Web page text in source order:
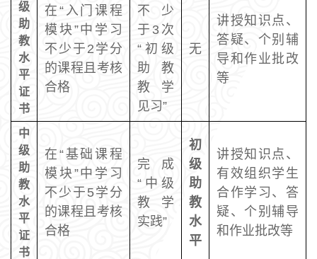
级
助
教
水
平
证
书
在“入门课程
模块”中学习
不少于2学分
的课程且考核
合格
不少
于3次
“初级
助教
教学
见习”
无
讲授知识点、
答疑、个别辅
导和作业批改
等
中
级
助
教
水
平
证
书
在“基础课程
模块”中学习
不少于5学分
的课程且考核
合格
完成
“中级
教学
实践”
初
级
助
教
水
平
讲授知识点、
有效组织学生
合作学习、答
疑、个别辅导
和作业批改等